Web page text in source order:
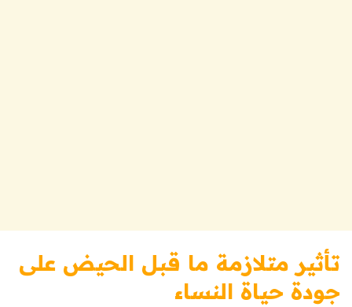
تأثير متلازمة ما قبل الحيض على
جودة حياة النساء